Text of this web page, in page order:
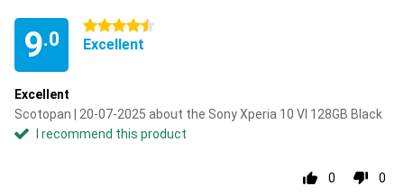
9.0
4.5 stars
Excellent
Excellent
Scotopan | 20-07-2025 about the Sony Xperia 10 VI 128GB Black
I recommend this product
0 0